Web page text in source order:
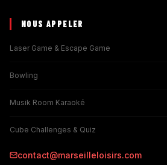
NOUS APPELER
Laser Game & Escape Game
Bowling
Musik Room Karaoké
Cube Challenges & Quiz
contact@marseilleloisirs.com